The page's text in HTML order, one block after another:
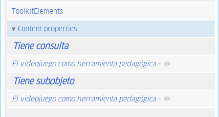
ToolkitElements
Content properties
Tiene consulta
El videojuego como herramienta pedagógica +
Tiene subobjeto
El videojuego como herramienta pedagógica +